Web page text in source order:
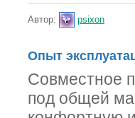
Автор: psixon
Опыт
Совместное
под общей